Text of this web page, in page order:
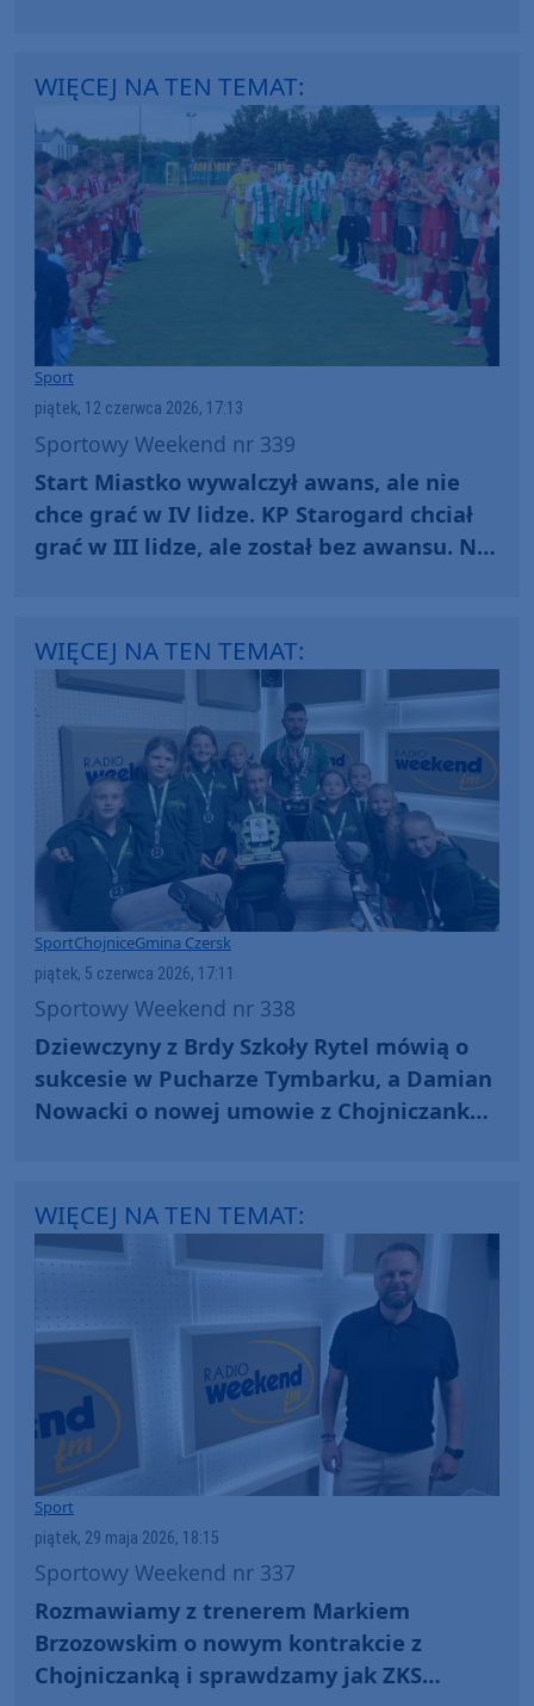
WIĘCEJ NA TEN TEMAT:
Sport
piątek, 12 czerwca 2026, 17:13
Sportowy Weekend nr 339
Start Miastko wywalczył awans, ale nie
chce grać w IV lidze. KP Starogard chciał
grać w III lidze, ale został bez awansu. No
WIĘCEJ NA TEN TEMAT:
SportChojniceGmina Czersk
piątek, 5 czerwca 2026, 17:11
Sportowy Weekend nr 338
Dziewczyny z Brdy Szkoły Rytel mówią o
sukcesie w Pucharze Tymbarku, a Damian
Nowacki o nowej umowie z Chojniczanką
WIĘCEJ NA TEN TEMAT:
Sport
piątek, 29 maja 2026, 18:15
Sportowy Weekend nr 337
Rozmawiamy z trenerem Markiem
Brzozowskim o nowym kontrakcie z
Chojniczanką i sprawdzamy jak ZKS